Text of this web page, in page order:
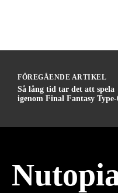
FÖREGÅENDE ARTIKEL
Så lång tid tar det att spela
igenom Final Fantasy Type-